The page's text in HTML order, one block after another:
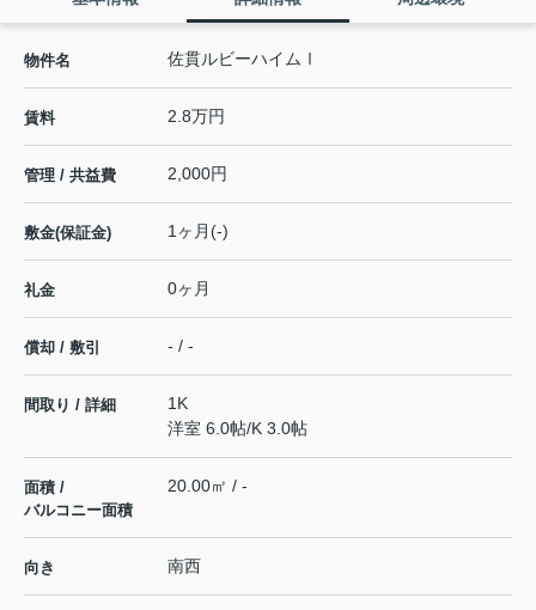
物件名 佐貫ルビーハイムⅠ
賃料 2.8万円
管理 / 共益費 2,000円
敷金(保証金) 1ヶ月(-)
礼金 0ヶ月
償却 / 敷引 - / -
間取り / 詳細
1K
洋室 6.0帖/K 3.0帖
面積 /
バルコニー面積
20.00㎡ / -
向き 南西